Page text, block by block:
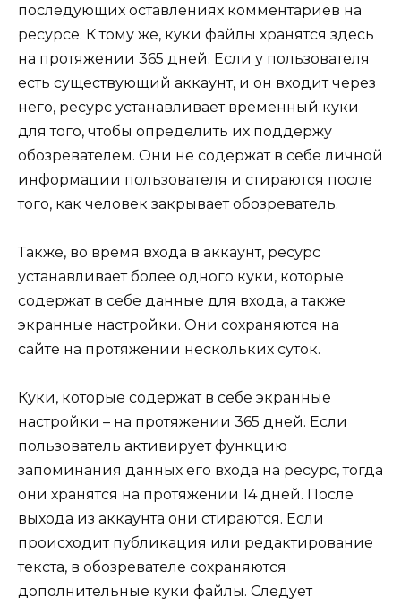
последующих оставлениях комментариев на
ресурсе. К тому же, куки файлы хранятся здесь
на протяжении 365 дней. Если у пользователя
есть существующий аккаунт, и он входит через
него, ресурс устанавливает временный куки
для того, чтобы определить их поддержу
обозревателем. Они не содержат в себе личной
информации пользователя и стираются после
того, как человек закрывает обозреватель.
Также, во время входа в аккаунт, ресурс
устанавливает более одного куки, которые
содержат в себе данные для входа, а также
экранные настройки. Они сохраняются на
сайте на протяжении нескольких суток.
Куки, которые содержат в себе экранные
настройки – на протяжении 365 дней. Если
пользователь активирует функцию
запоминания данных его входа на ресурс, тогда
они хранятся на протяжении 14 дней. После
выхода из аккаунта они стираются. Если
происходит публикация или редактирование
текста, в обозревателе сохраняются
дополнительные куки файлы. Следует